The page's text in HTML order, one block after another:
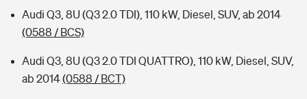
Audi Q3, 8U (Q3 2.0 TDI), 110 kW, Diesel, SUV, ab 2014
(0588 / BCS)
Audi Q3, 8U (Q3 2.0 TDI QUATTRO), 110 kW, Diesel, SUV,
ab 2014(0588 / BCT)